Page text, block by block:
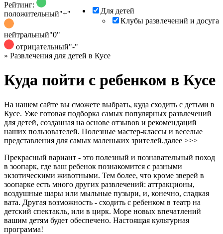
Для детей
Клубы развлечений и досуга
Рейтинг:
положительный"+"
нейтральный"0"
отрицательный"-"
» Развлечения для детей в Кусе
Куда пойти с ребенком в Кусе
На нашем сайте вы сможете выбрать, куда сходить с детьми в
Кусе. Уже готовая подборка самых популярных развлечений
для детей, созданная на основе отзывов и рекомендаций
наших пользователей. Полезные мастер-классы и веселые
представления для самых маленьких зрителей.далее >>>
Прекрасный вариант - это полезный и познавательный поход
в зоопарк, где ваш ребенок познакомится с разными
экзотическими животными. Тем более, что кроме зверей в
зоопарке есть много других развлечений: аттракционы,
воздушные шары или мыльные пузыри, и, конечно, сладкая
вата. Другая возможность - сходить с ребенком в театр на
детский спектакль, или в цирк. Море новых впечатлений
вашим детям будет обеспечено. Настоящая культурная
программа!